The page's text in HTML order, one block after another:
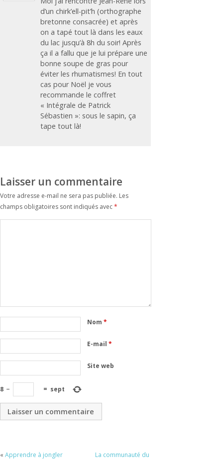
d’un chirk’ell-pit’h (orthographe
bretonne consacrée) et après
on a tapé tout là dans les eaux
du lac jusqu’à 8h du soir! Après
ça il a fallu que je lui prépare une
bonne soupe de gras pour
éviter les rhumatismes! En tout
cas pour Noël je vous
recommande le coffret
« Intégrale de Patrick
Sébastien »: sous le sapin, ça
tape tout là!
Laisser un commentaire
Votre adresse e-mail ne sera pas publiée. Les
champs obligatoires sont indiqués avec*
Nom*
E-mail*
Site web
8 − = sept
« Apprendre à jongler
La communauté du